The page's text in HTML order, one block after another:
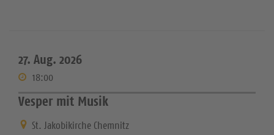
27. Aug. 2026
18:00
Vesper mit Musik
St. Jakobikirche Chemnitz